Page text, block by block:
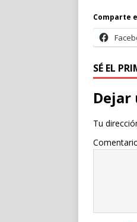
Comparte
SÉ EL
Dejar
Tu